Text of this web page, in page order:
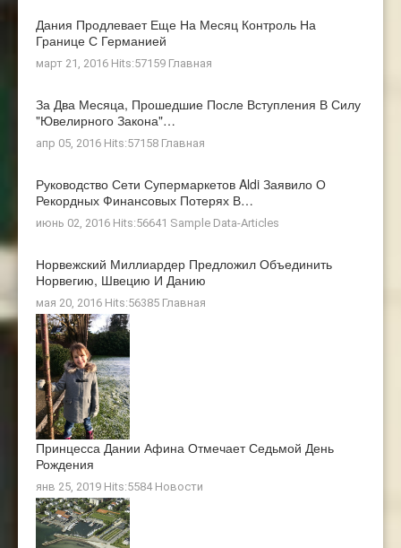
Дания Продлевает Еще На Месяц Контроль На
Границе С Германией
март 21, 2016 Hits:57159 Главная
За Два Месяца, Прошедшие После Вступления В Силу
"ювелирного Закона"…
апр 05, 2016 Hits:57158 Главная
Руководство Сети Супермаркетов Aldi Заявило О
Рекордных Финансовых Потерях В…
июнь 02, 2016 Hits:56641 Sample Data-Articles
Норвежский Миллиардер Предложил Объединить
Норвегию, Швецию И Данию
мая 20, 2016 Hits:56385 Главная
Принцесса Дании Афина Отмечает Седьмой День
Рождения
янв 25, 2019 Hits:5584 Новости